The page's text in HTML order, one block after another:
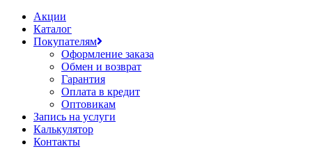
Акции
Каталог
Покупателям
Оформление заказа
Обмен и возврат
Гарантия
Оплата в кредит
Оптовикам
Запись на услуги
Калькулятор
Контакты